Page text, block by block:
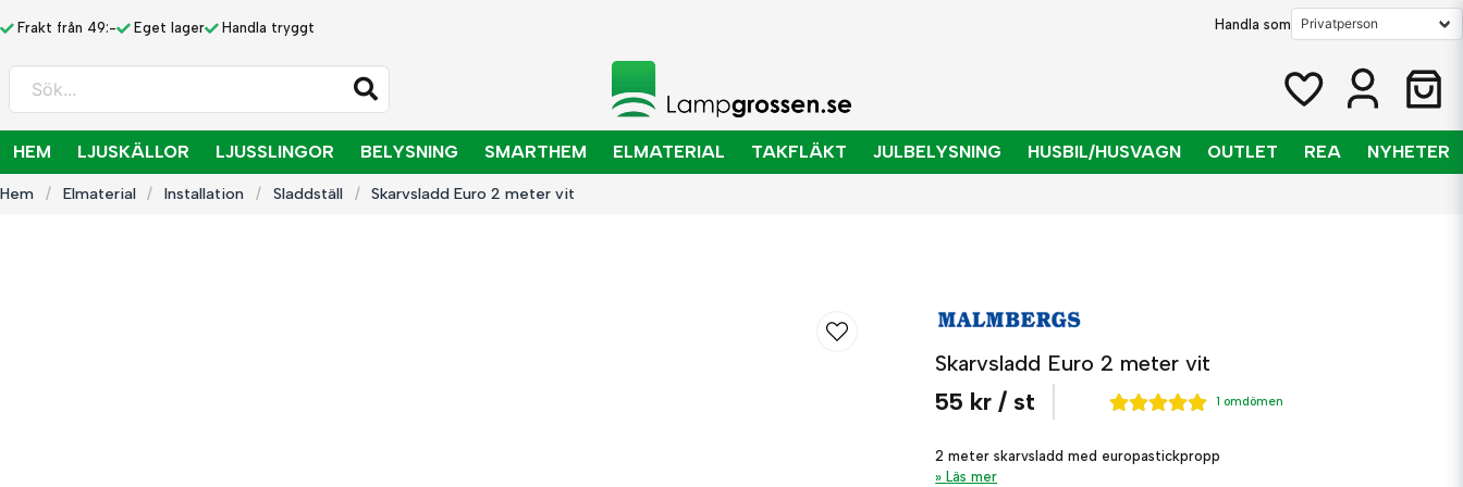
Frakt från 49:- Eget lager Handla tryggt Handla som
Sök...
HEM LJUSKÄLLOR LJUSSLINGOR BELYSNING SMARTHEM ELMATERIAL TAKFLÄKT JULBELYSNING HUSBIL/HUSVAGN OUTLET REA NYHETER
Hem Elmaterial Installation Sladdställ Skarvsladd Euro 2 meter vit
Skarvsladd Euro 2 meter vit
55 kr / st 1 omdömen
2 meter skarvsladd med europastickpropp
Läs mer